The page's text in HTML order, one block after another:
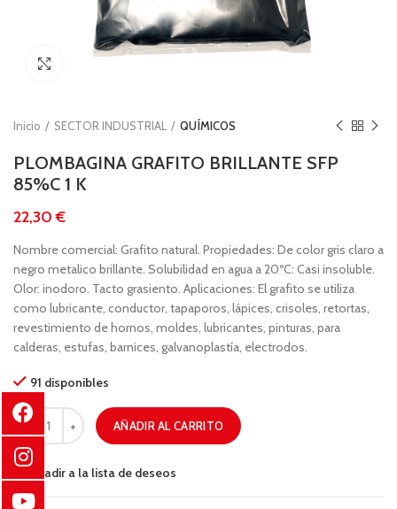
Inicio SECTOR INDUSTRIAL QUÍMICOS
PLOMBAGINA GRAFITO BRILLANTE SFP
85%C 1 K
€
Nombre comercial: Grafito natural. Propiedades: De color gris claro a
negro metalico brillante. Solubilidad en agua a 20ºC: Casi insoluble.
Olor: inodoro. Tacto grasiento. Aplicaciones: El grafito se utiliza
como lubricante, conductor, tapaporos, lápices, crisoles, retortas,
revestimiento de hornos, moldes, lubricantes, pinturas, para
calderas, estufas, barnices, galvanoplastía, electrodos.
91 disponibles
AÑADIR AL CARRITO
Añadir a la lista de deseos